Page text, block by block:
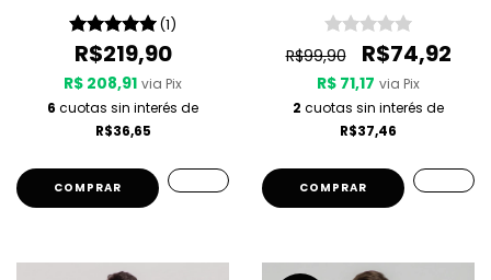
(1)
R$219,90
R$ 208,91 via Pix
6 cuotas sin interés de
R$36,65
COMPRAR
R$99,90 R$74,92
R$ 71,17 via Pix
2 cuotas sin interés de
R$37,46
COMPRAR